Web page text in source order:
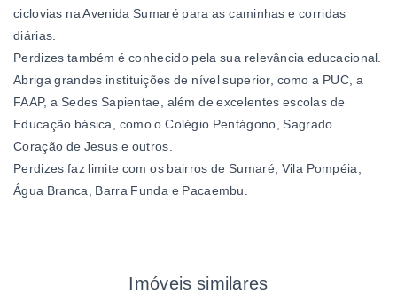
ciclovias na Avenida Sumaré para as caminhas e corridas
diárias.
Perdizes também é conhecido pela sua relevância educacional.
Abriga grandes instituições de nível superior, como a PUC, a
FAAP, a Sedes Sapientae, além de excelentes escolas de
Educação básica, como o Colégio Pentágono, Sagrado
Coração de Jesus e outros.
Perdizes faz limite com os bairros de Sumaré, Vila Pompéia,
Água Branca, Barra Funda e Pacaembu.
Imóveis similares